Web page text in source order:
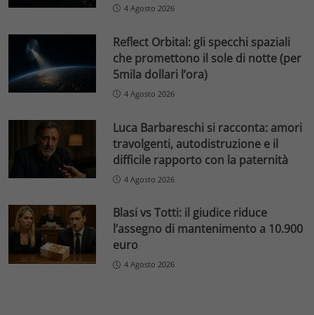
4 Agosto 2026
Reflect Orbital: gli specchi spaziali
che promettono il sole di notte (per
5mila dollari l’ora)
4 Agosto 2026
Luca Barbareschi si racconta: amori
travolgenti, autodistruzione e il
difficile rapporto con la paternità
4 Agosto 2026
Blasi vs Totti: il giudice riduce
l’assegno di mantenimento a 10.900
euro
4 Agosto 2026